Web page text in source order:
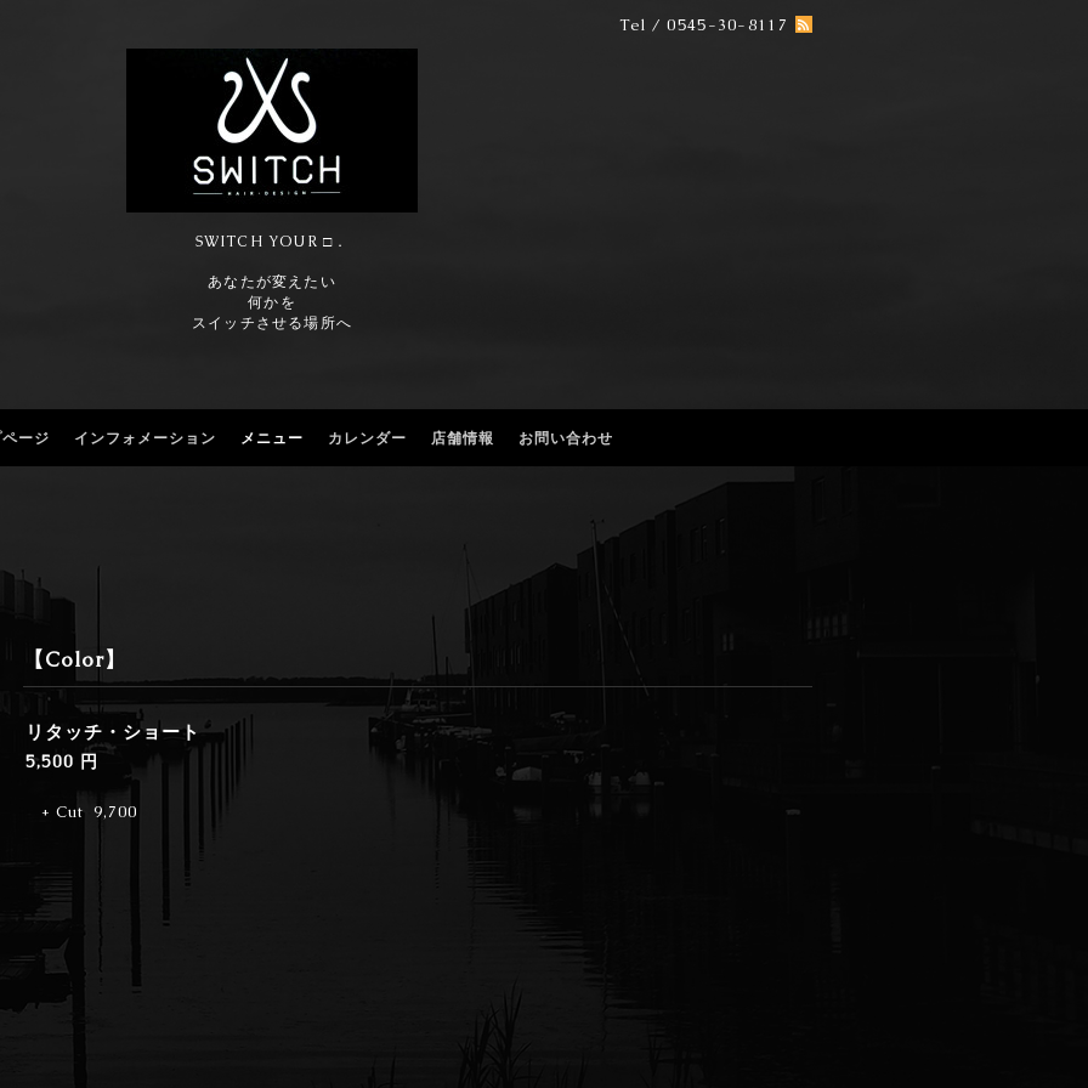
Tel / 0545-30-8117
SWITCH YOUR □．
あなたが変えたい
何かを
スイッチさせる場所へ
ージ インフォメーション メニュー カレンダー 店舗情報 お問い合わせ
【Color】
リタッチ・ショート
5,500 円
+ Cut 9,700